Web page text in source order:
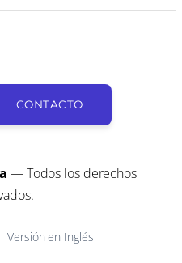
CONTACTO
— Todos los derechos
Versión en Inglés